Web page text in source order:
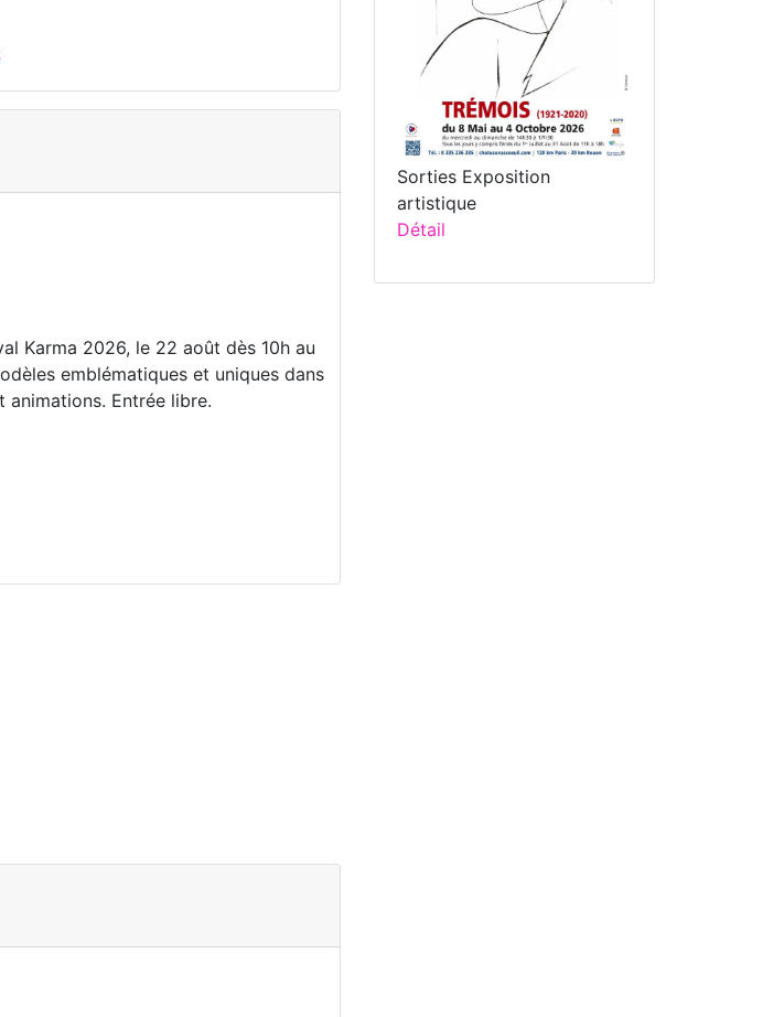
Karma 2026, le 22 août dès 10h au
emblématiques et uniques dans
Entrée libre.
Sorties Exposition
artistique
Détail